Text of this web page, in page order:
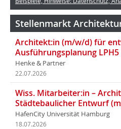
Stellenmarkt
Architekt:in (m/w/d) für
Ausführungsplanung
Henke & Partner
22.07.2026
Wiss. Mitarbeiter:in –
Städtebaulicher Entwurf
HafenCity Universität Hamburg
18.07.2026